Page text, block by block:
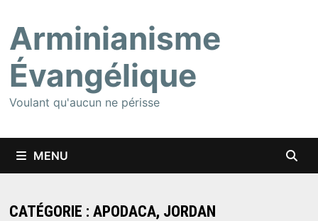
contenu
Arminianisme
Évangélique
Voulant qu'aucun ne périsse
MENU
CATÉGORIE : APODACA, JORDAN